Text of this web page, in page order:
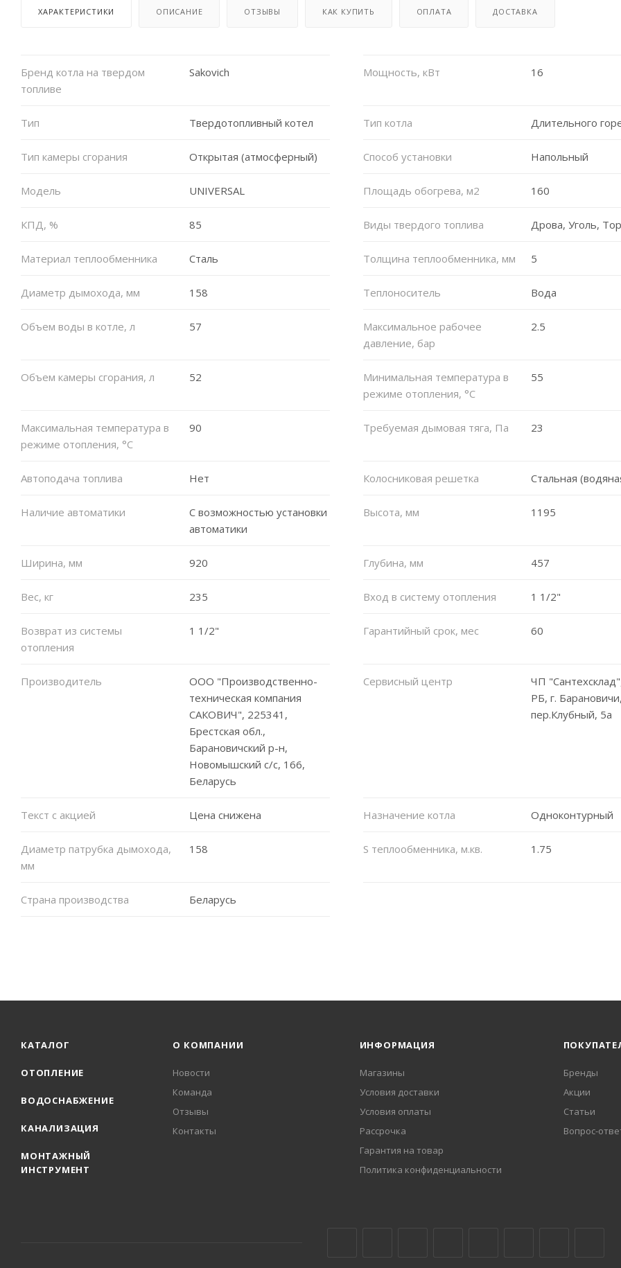
ХАРАКТЕРИСТИКИ ОПИСАНИЕ ОТЗЫВЫ КАК КУПИТЬ ОПЛАТА ДОСТАВКА
Бренд котла на твердом
топливе
Sakovich Мощность, кВт 16
Тип Твердотопливный котел Тип котла Длительного
Тип камеры сгорания Открытая (атмосферный) Способ установки Напольный
Модель UNIVERSAL Площадь обогрева, м2 160
КПД, % 85 Виды твердого топлива Дрова, Уголь,
Материал теплообменника Сталь Толщина теплообменника, мм 5
Диаметр дымохода, мм 158 Теплоноситель Вода
Объем воды в котле, л 57
Максимальное рабочее
давление, бар
2.5
Объем камеры сгорания, л 52
Минимальная температура в
режиме отопления, °C
55
Максимальная температура в
режиме отопления, °C
90 Требуемая дымовая тяга, Па 23
Автоподача топлива Нет Колосниковая решетка Стальная
Наличие автоматики
С возможностью установки
автоматики
Высота, мм 1195
Ширина, мм 920 Глубина, мм 457
Вес, кг 235 Вход в систему отопления 1 1/2"
Возврат из системы
отопления
1 1/2" Гарантийный срок, мес 60
Производитель
ООО "Производственно-
техническая компания
САКОВИЧ", 225341,
Брестская обл.,
Барановичский р-н,
Новомышский с/с, 166,
Беларусь
Сервисный центр
ЧП
РБ, г.
пер.Клубный, 5а
Текст с акцией Цена снижена Назначение котла Одноконтурный
Диаметр патрубка дымохода,
мм
158 S теплообменника, м.кв. 1.75
Страна производства Беларусь
КАТАЛОГ
ОТОПЛЕНИЕ
ВОДОСНАБЖЕНИЕ
КАНАЛИЗАЦИЯ
МОНТАЖНЫЙ
ИНСТРУМЕНТ
О КОМПАНИИ
Новости
Команда
Отзывы
Контакты
ИНФОРМАЦИЯ
Магазины
Условия доставки
Условия оплаты
Рассрочка
Гарантия на товар
Политика конфиденциальности
Бренды
Акции
Статьи
Вопрос-